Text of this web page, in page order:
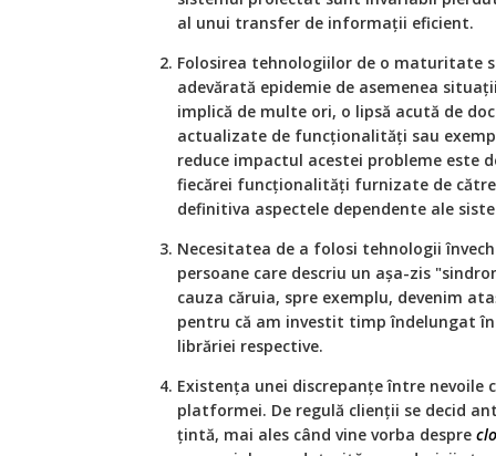
al unui transfer de informații eficient.
Folosirea tehnologiilor de o maturitate
adevărată epidemie de asemenea
implică de multe ori, o lipsă acută de
actualizate de funcționalități sau
reduce impactul acestei probleme este
fiecărei funcționalități furnizate de
definitiva aspectele dependente ale
Necesitatea de a folosi tehnologii
persoane care descriu un așa-zis
cauza căruia, spre exemplu, devenim
pentru că am investit timp îndelungat
librăriei respective.
Existența unei discrepanțe între
platformei. De regulă clienții se decid
țintă, mai ales când vine vorba despre